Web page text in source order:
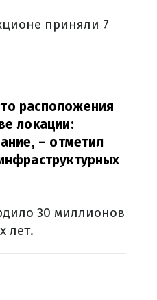
приняли 7
расположения
локации:
– отметил
30 миллионов
лет.